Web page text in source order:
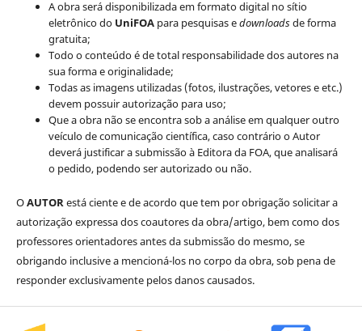
A obra será disponibilizada em formato digital no sítio
eletrônico do UniFOApara pesquisas edownloadsde forma
gratuita;
Todo o conteúdo é de total responsabilidade dos autores na
sua forma e originalidade;
Todas as imagens utilizadas (fotos, ilustrações, vetores e etc.)
devem possuir autorização para uso;
Que a obra não se encontra sob a análise em qualquer outro
veículo de comunicação científica, caso contrário o Autor
deverá justificar a submissão à Editora da FOA, que analisará
o pedido, podendo ser autorizado ou não.
OAUTORestá ciente e de acordo que tem por obrigação solicitar a
autorização expressa dos coautores da obra/artigo, bem como dos
professores orientadores antes da submissão do mesmo, se
obrigando inclusive a mencioná-los no corpo da obra, sob pena de
responder exclusivamente pelos danos causados.